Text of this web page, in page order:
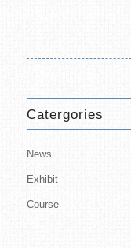
Catergories
News
Exhibit
Course